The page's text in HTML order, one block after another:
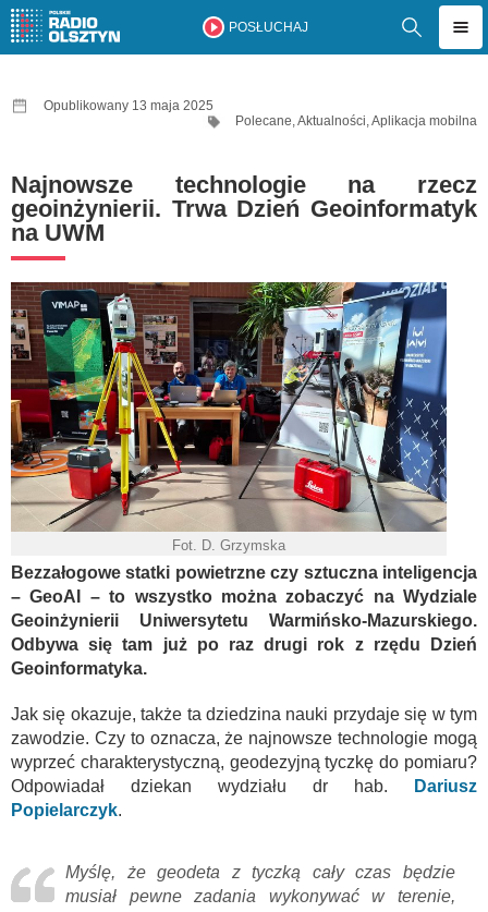
POSŁUCHAJ
Opublikowany 13 maja 2025
Polecane,Aktualności,Aplikacja mobilna
Najnowsze technologie na rzecz
geoinżynierii. Trwa Dzień Geoinformatyk
na UWM
Fot. D. Grzymska
Bezzałogowe statki powietrzne czy sztuczna inteligencja
– GeoAI – to wszystko można zobaczyć na Wydziale
Geoinżynierii Uniwersytetu Warmińsko-Mazurskiego.
Odbywa się tam już po raz drugi rok z rzędu Dzień
Geoinformatyka.
Jak się okazuje, także ta dziedzina nauki przydaje się w tym
zawodzie. Czy to oznacza, że najnowsze technologie mogą
wyprzeć charakterystyczną, geodezyjną tyczkę do pomiaru?
Odpowiadał dziekan wydziału dr hab.
Dariusz
Popielarczyk.
Myślę, że geodeta z tyczką cały czas będzie
musiał pewne zadania wykonywać w terenie,